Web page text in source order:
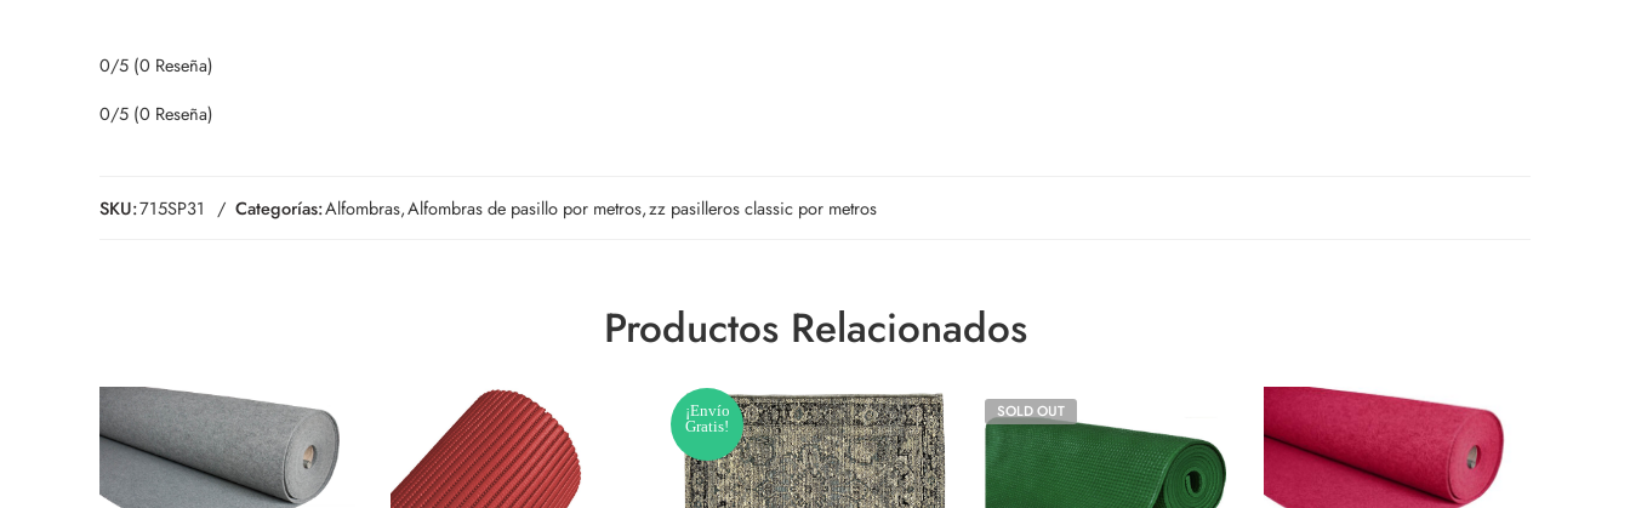
0/5 (0 Reseña)
0/5 (0 Reseña)
SKU:715SP31 Categorías:Alfombras,Alfombras de pasillo por metros,zz pasilleros classic por metros
Productos Relacionados
¡Envío
Gratis!
SOLD OUT